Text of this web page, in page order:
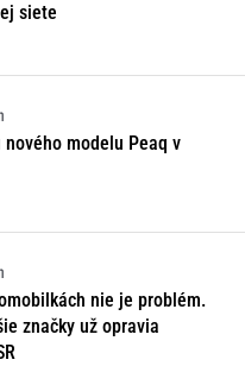
siete
modelu Peaq v
nie je problém.
značky už opravia